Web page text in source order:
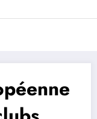
du football